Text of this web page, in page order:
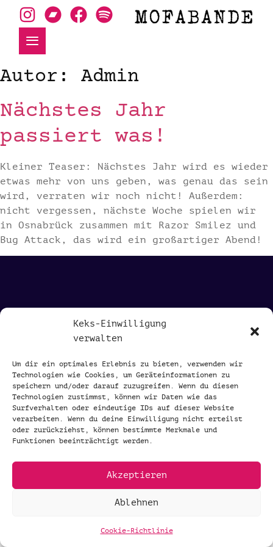
Keks-Einwilligung
verwalten
Um dir ein optimales Erlebnis zu bieten, verwenden wir
Technologien wie Cookies, um Geräteinformationen zu
speichern und/oder darauf zuzugreifen. Wenn du diesen
Technologien zustimmst, können wir Daten wie das
Surfverhalten oder eindeutige IDs auf dieser Website
verarbeiten. Wenn du deine Einwilligung nicht erteilst
oder zurückziehst, können bestimmte Merkmale und
Funktionen beeinträchtigt werden.
Akzeptieren
Ablehnen
Cookie-Richtlinie
Autor: Admin
Nächstes Jahr
passiert was!
Kleiner Teaser: Nächstes Jahr wird es wieder
etwas mehr von uns geben, was genau das sein
wird, verraten wir noch nicht! Außerdem:
nicht vergessen, nächste Woche spielen wir
in Osnabrück zusammen mit Razor Smilez und
Bug Attack, das wird ein großartiger Abend!
uns die Träume weg.“
Impressum und Datenschutz